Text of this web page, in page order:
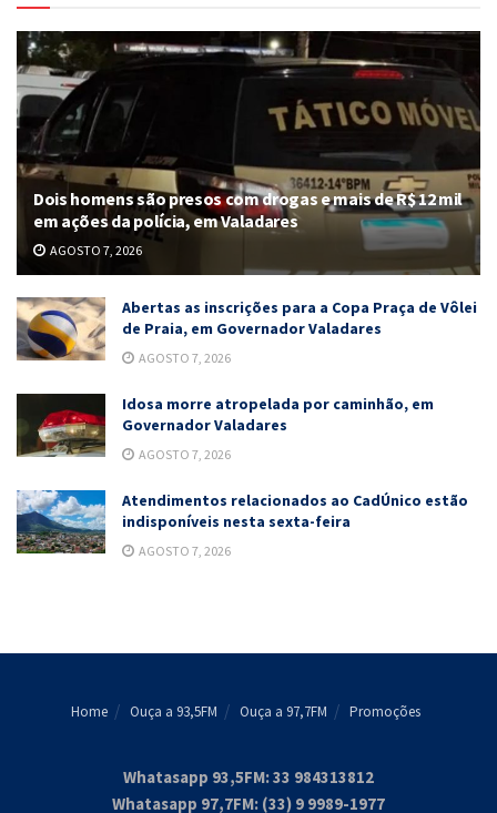
Dois homens são presos com drogas e mais de R$ 12 mil
em ações da polícia, em Valadares
AGOSTO 7, 2026
Abertas as inscrições para a Copa Praça de Vôlei
de Praia, em Governador Valadares
AGOSTO 7, 2026
Idosa morre atropelada por caminhão, em
Governador Valadares
AGOSTO 7, 2026
Atendimentos relacionados ao CadÚnico estão
indisponíveis nesta sexta-feira
AGOSTO 7, 2026
Home Ouça a 93,5FM Ouça a 97,7FM Promoções
Whatasapp 93,5FM: 33 984313812
Whatasapp 97,7FM: (33) 9 9989-1977